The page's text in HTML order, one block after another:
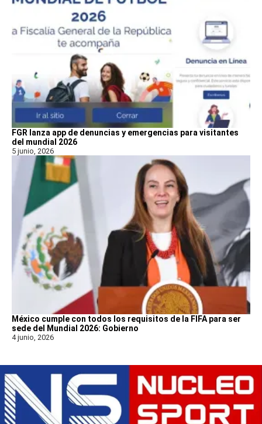
FGR lanza app de denuncias y emergencias para visitantes
del mundial 2026
5 junio, 2026
México cumple con todos los requisitos de la FIFA para ser
sede del Mundial 2026: Gobierno
4 junio, 2026